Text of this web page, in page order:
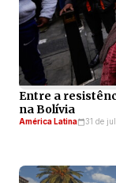
Entre a
na Bolívia
América Latina 31 de